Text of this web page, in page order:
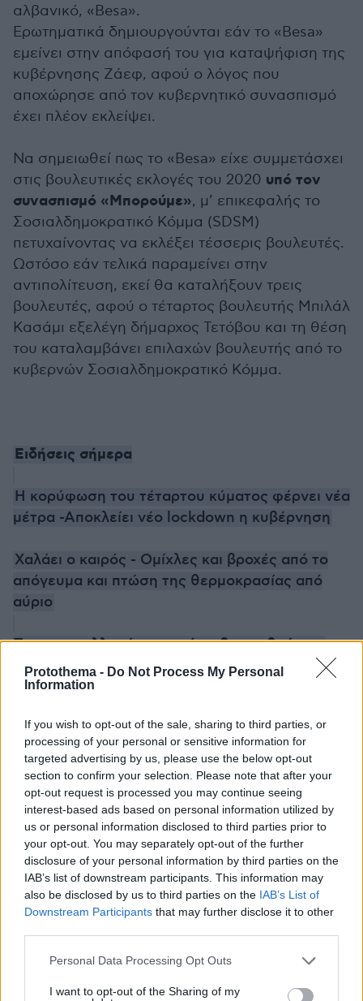
Protothema - Do Not Process My Personal
Information
If you wish to opt-out of the sale, sharing to third parties, or
processing of your personal or sensitive information for
targeted advertising by us, please use the below opt-out
section to confirm your selection. Please note that after your
opt-out request is processed you may continue seeing
interest-based ads based on personal information utilized by
us or personal information disclosed to third parties prior to
your opt-out. You may separately opt-out of the further
disclosure of your personal information by third parties on the
IAB’s list of downstream participants. This information may
also be disclosed by us to third parties on the IAB’s List of
Downstream Participants that may further disclose it to other
Please note that this website/app uses one or more Google
not limited to your visit or usage behaviour. You may click to
Personal Data Processing Opt Outs
I want to opt-out of the Sharing of my
αλβανικό, «Besa».
Ερωτηματικά δημιουργούνται εάν το «Besa»
εμείνει στην απόφασή του για καταψήφιση της
κυβέρνησης Ζάεφ, αφού ο λόγος που
αποχώρησε από τον κυβερνητικό συνασπισμό
έχει πλέον εκλείψει.
Να σημειωθεί πως το «Besa» είχε συμμετάσχει
στις βουλευτικές εκλογές του 2020 υπό τον
συνασπισμό «Μπορούμε», μ’ επικεφαλής το
Σοσιαλδημοκρατικό Κόμμα (SDSM)
πετυχαίνοντας να εκλέξει τέσσερις βουλευτές.
Ωστόσο εάν τελικά παραμείνει στην
αντιπολίτευση, εκεί θα καταλήξουν τρεις
βουλευτές, αφού ο τέταρτος βουλευτής Μπιλάλ
Κασάμι εξελέγη δήμαρχος Τετόβου και τη θέση
του καταλαμβάνει επιλαχών βουλευτής από το
κυβερνών Σοσιαλδημοκρατικό Κόμμα.
Ειδήσεις σήμερα
Η κορύφωση του τέταρτου κύματος φέρνει νέα
μέτρα -Αποκλείει νέο lockdown η κυβέρνηση
Χαλάει ο καιρός - Ομίχλες και βροχές από το
απόγευμα και πτώση της θερμοκρασίας από
αύριο
Ποιες συναλλαγές μπορεί να θεωρηθούν ως
ύποπτες για «ξέπλυμα χρήματος»
Σχετικά Άρθρα
Ακολουθήστε τοprotothema.gr στο Google News
και μάθετε πρώτοι όλες τις ειδήσεις
Δείτε όλες τις τελευταίεςΕιδήσεις από την Ελλάδα
και τον Κόσμο, τη στιγμή που συμβαίνουν, στο
Protothema.gr